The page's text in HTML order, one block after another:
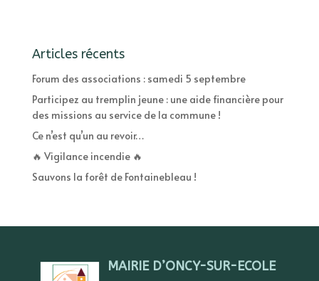
Articles récents
Forum des associations : samedi 5 septembre
Participez au tremplin jeune : une aide financière pour
des missions au service de la commune !
Ce n’est qu’un au revoir…
🔥 Vigilance incendie 🔥
Sauvons la forêt de Fontainebleau !
MAIRIE D’ONCY-SUR-ECOLE